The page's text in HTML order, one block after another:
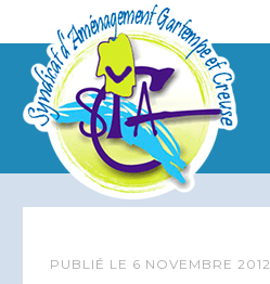
PUBLIÉ LE 6 NOVEMBRE 2012